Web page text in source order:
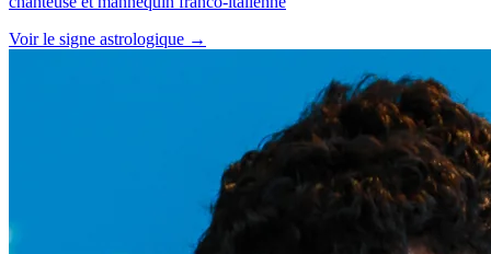
Voir le signe astrologique →